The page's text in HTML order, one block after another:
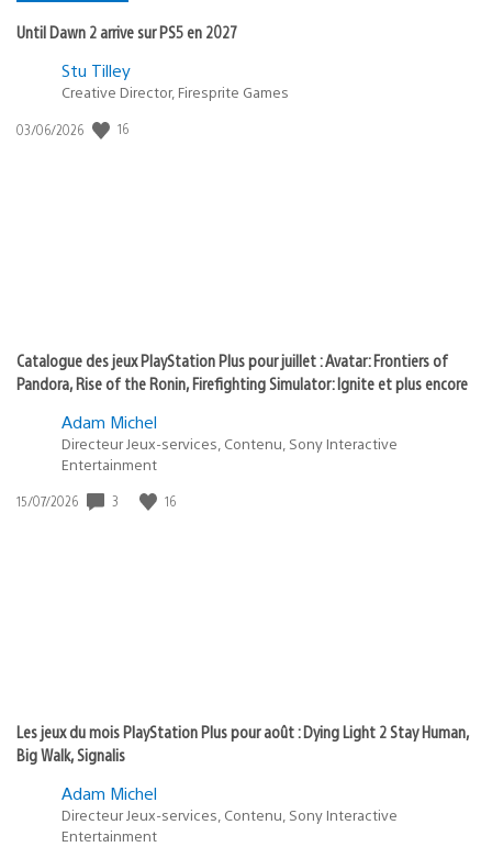
Until Dawn 2 arrive sur PS5 en 2027
Postée
:
state
Stu Tilley
Creative Director, Firesprite Games
Date
03/06/2026 16
Catalogue des jeux PlayStation Plus pour juillet : Avatar: Frontiers of
Pandora, Rise of the Ronin, Firefighting Simulator: Ignite et plus encore
Adam Michel
Directeur Jeux-services, Contenu, Sony Interactive
Entertainment
Date
15/07/2026 3 16
Les jeux du mois PlayStation Plus pour août : Dying Light 2 Stay Human,
Big Walk, Signalis
Adam Michel
Directeur Jeux-services, Contenu, Sony Interactive
Entertainment